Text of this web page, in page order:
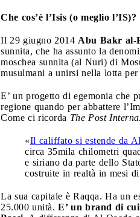
Che cos’è l’Isis (o meglio l’IS)?
Il 29 giugno 2014 Abu Bakr al-
sunnita, che ha assunto la
moschea sunnita (al Nuri) di
musulmani a unirsi nella lotta
E’ un progetto di egemonia che
regione quando per abbattere
Come ci ricorda The Post
«Il califfato si estende da
circa 35mila chilometri
e siriano da parte dello
costruite in realtà in mesi
La sua capitale è Raqqa. Ha un
25.000 unità. E’ un brand di